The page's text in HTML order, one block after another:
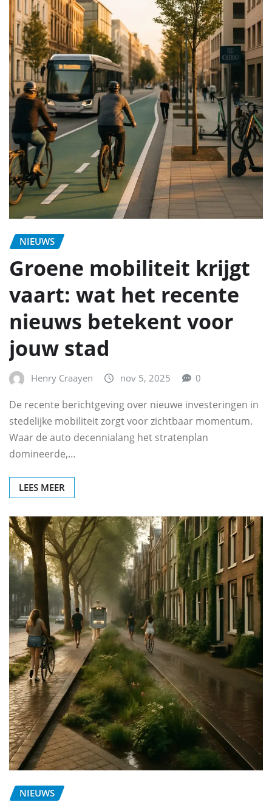
NIEUWS
Groene mobiliteit krijgt
vaart: wat het recente
nieuws betekent voor
jouw stad
Henry Craayen nov 5, 2025 0
De recente berichtgeving over nieuwe investeringen in
stedelijke mobiliteit zorgt voor zichtbaar momentum.
Waar de auto decennialang het stratenplan
domineerde,…
LEES MEER
NIEUWS